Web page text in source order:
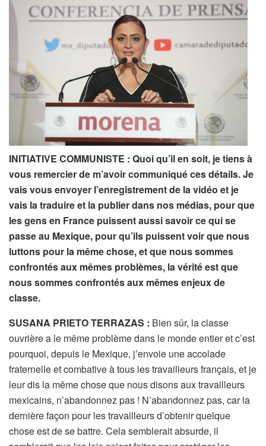
INITIATIVE COMMUNISTE : Quoi qu’il en soit, je tiens à
vous remercier de m’avoir communiqué ces détails. Je
vais vous envoyer l’enregistrement de la vidéo et je
vais la traduire et la publier dans nos médias, pour que
les gens en France puissent aussi savoir ce qui se
passe au Mexique, pour qu’ils puissent voir que nous
luttons pour la même chose, et que nous sommes
confrontés aux mêmes problèmes, la vérité est que
nous sommes confrontés aux mêmes enjeux de
classe.
SUSANA PRIETO TERRAZAS : Bien sûr, la classe
ouvrière a le même problème dans le monde entier et c’est
pourquoi, depuis le Mexique, j’envoie une accolade
fraternelle et combative à tous les travailleurs français, et je
leur dis la même chose que nous disons aux travailleurs
mexicains, n’abandonnez pas ! N’abandonnez pas, car la
dernière façon pour les travailleurs d’obtenir quelque
chose est de se battre. Cela semblerait absurde, il